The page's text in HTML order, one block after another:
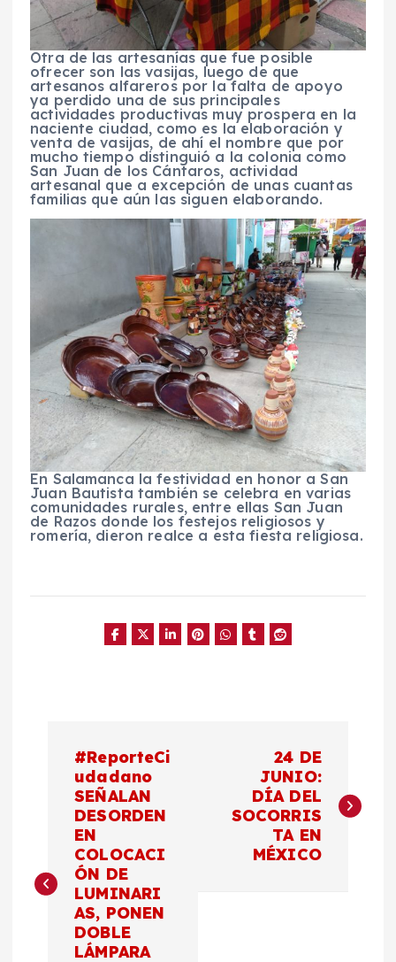
Otra de las artesanías que fue posible
ofrecer son las vasijas, luego de que
artesanos alfareros por la falta de apoyo
ya perdido una de sus principales
actividades productivas muy prospera en la
naciente ciudad, como es la elaboración y
venta de vasijas, de ahí el nombre que por
mucho tiempo distinguió a la colonia como
San Juan de los Cántaros, actividad
artesanal que a excepción de unas cuantas
familias que aún las siguen elaborando.
En Salamanca la festividad en honor a San
Juan Bautista también se celebra en varias
comunidades rurales, entre ellas San Juan
de Razos donde los festejos religiosos y
romería, dieron realce a esta fiesta religiosa.
e
#ReporteCi
udadano
SEÑALAN
DESORDEN
EN
COLOCACI
ÓN DE
LUMINARI
AS, PONEN
DOBLE
LÁMPARA
24 DE
JUNIO:
DÍA DEL
SOCORRIS
TA EN
MÉXICO